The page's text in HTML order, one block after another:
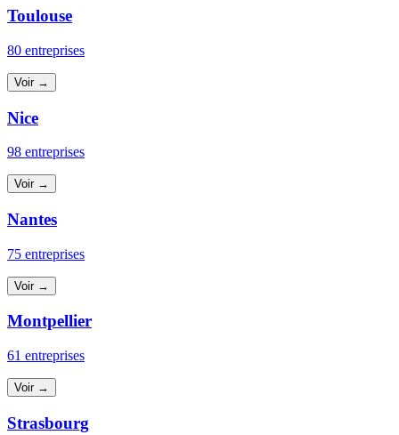
Toulouse
80 entreprises
Voir →
Nice
98 entreprises
Voir →
Nantes
75 entreprises
Voir →
Montpellier
61 entreprises
Voir →
Strasbourg